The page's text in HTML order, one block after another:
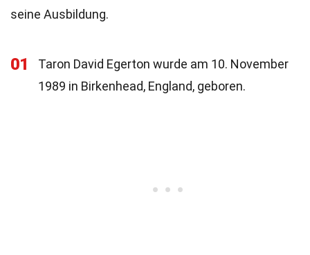
seine Ausbildung.
01
Taron David Egerton wurde am 10. November
1989 in Birkenhead, England, geboren.